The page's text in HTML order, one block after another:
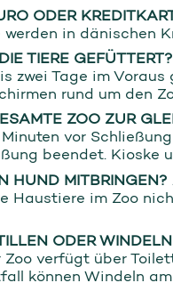
ODER
in dänischen
TIERE GEFÜTTERT?
zwei Tage im
rund um den
ZOO ZUR
vor
beendet. Kioske
HUND MITBRINGEN?
Haustiere im Zoo
ODER
Zoo verfügt über
können Windeln